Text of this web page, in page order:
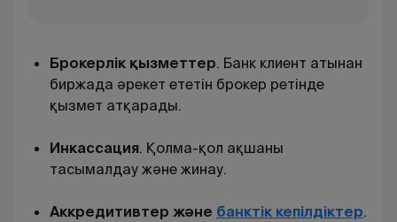
Брокерлік қызметтер. Банк клиент атынан
биржада әрекет ететін брокер ретінде
қызмет атқарады.
Инкассация. Қолма-қол ақшаны
тасымалдау және жинау.
Аккредитивтер және банктік кепілдіктер.